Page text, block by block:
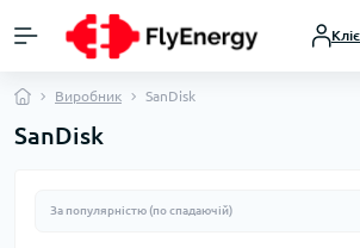
Виробник SanDisk
SanDisk